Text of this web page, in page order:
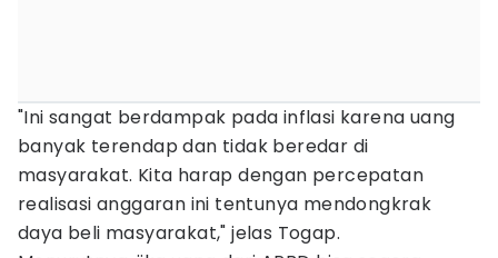
"Ini sangat berdampak pada inflasi karena uang
banyak terendap dan tidak beredar di
masyarakat. Kita harap dengan percepatan
realisasi anggaran ini tentunya mendongkrak
daya beli masyarakat," jelas Togap.